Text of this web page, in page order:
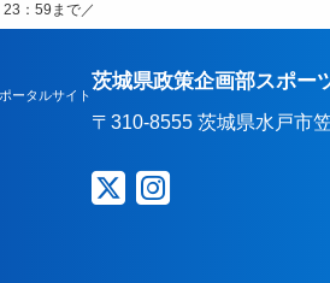
：59まで／
ータルサイト
茨城県政策企画部スポー
〒310-8555 茨城県水戸市